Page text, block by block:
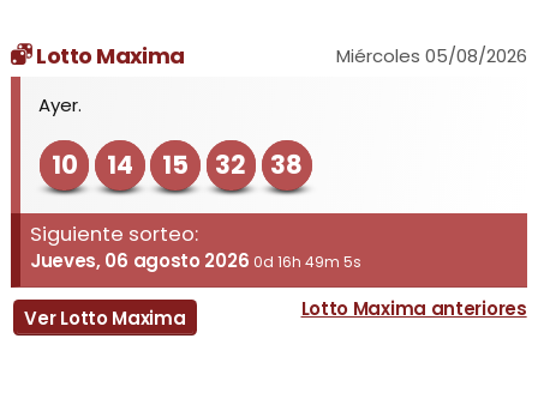
Lotto Maxima
Miércoles 05/08/2026
Ayer.
10 14 15 32 38
Siguiente sorteo:
Jueves, 06 agosto 2026 0d 16h 49m 5s
Ver Lotto Maxima Lotto Maxima anteriores